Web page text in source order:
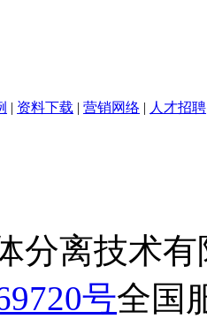
| 资料下载 | 营销网络 | 人才招聘
分离技术
号全国